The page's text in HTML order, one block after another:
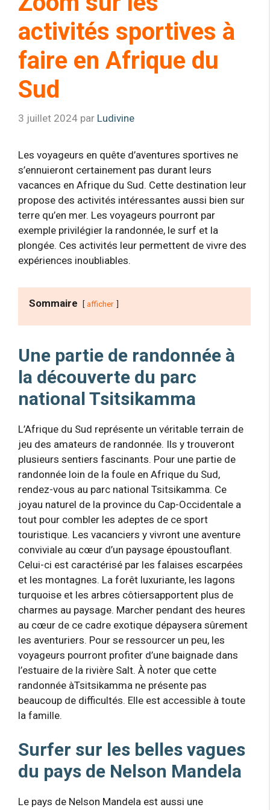
activités sportives à
faire en Afrique du
Sud
3 juillet 2024 par Ludivine
Les voyageurs en quête d’aventures sportives ne
s’ennuieront certainement pas durant leurs
vacances en Afrique du Sud. Cette destination leur
propose des activités intéressantes aussi bien sur
terre qu’en mer. Les voyageurs pourront par
exemple privilégier la randonnée, le surf et la
plongée. Ces activités leur permettent de vivre des
expériences inoubliables.
Sommaire afficher
Une partie de randonnée à
la découverte du parc
national Tsitsikamma
L’Afrique du Sud représente un véritable terrain de
jeu des amateurs de randonnée. Ils y trouveront
plusieurs sentiers fascinants. Pour une partie de
randonnée loin de la foule en Afrique du Sud,
rendez-vous au parc national Tsitsikamma. Ce
joyau naturel de la province du Cap-Occidentale a
tout pour combler les adeptes de ce sport
touristique. Les vacanciers y vivront une aventure
conviviale au cœur d’un paysage époustouflant.
Celui-ci est caractérisé par les falaises escarpées
et les montagnes. La forêt luxuriante, les lagons
turquoise et les arbres côtiersapportent plus de
charmes au paysage. Marcher pendant des heures
au cœur de ce cadre exotique dépaysera sûrement
les aventuriers. Pour se ressourcer un peu, les
voyageurs pourront profiter d’une baignade dans
l’estuaire de la rivière Salt. À noter que cette
randonnée àTsitsikamma ne présente pas
beaucoup de difficultés. Elle est accessible à toute
la famille.
Surfer sur les belles vagues
du pays de Nelson Mandela
Le pays de Nelson Mandela est aussi une